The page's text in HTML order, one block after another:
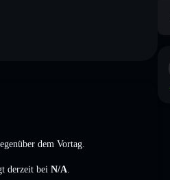
dem Vortag.
derzeit bei N/A